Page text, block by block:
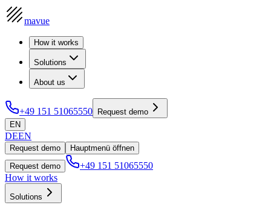
mavue
How it works
Solutions
About us
+49 151 51065550
Request demo
EN
DEEN
Request demo
Hauptmenü öffnen
Request demo
+49 151 51065550
How it works
Solutions